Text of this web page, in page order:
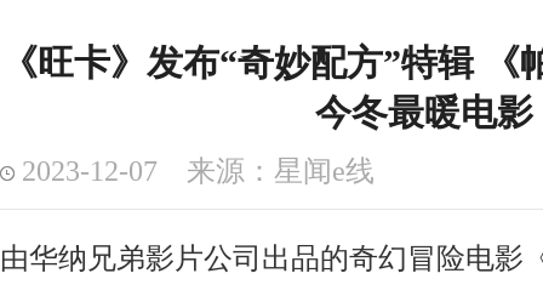
《旺卡》发布“奇妙配方”特辑
今冬最暖电影
2023-12-07 来源：星闻e线
由华纳兄弟影片公司出品的奇幻冒险电影